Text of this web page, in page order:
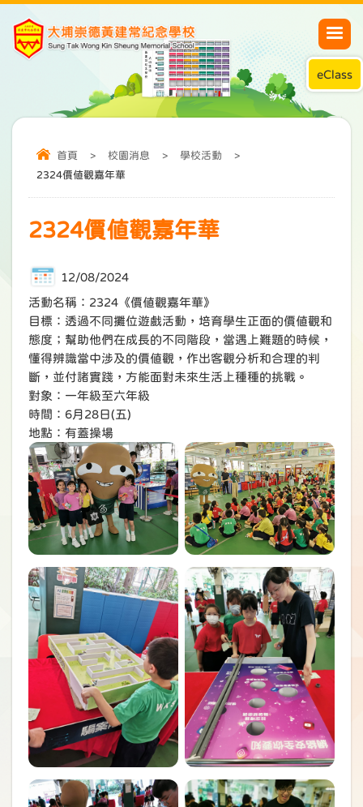
eClass
首頁 > 校園消息 > 學校活動
>
2324價值觀嘉年華
2324價值觀嘉年華
12/08/2024
活動名稱：2324《價值觀嘉年華》
目標：透過不同攤位遊戲活動，培育學生正面的價值觀和
態度；幫助他們在成長的不同階段，當遇上難題的時候，
懂得辨識當中涉及的價值觀，作出客觀分析和合理的判
斷，並付諸實踐，方能面對未來生活上種種的挑戰。
對象：一年級至六年級
時間：6月28日(五)
地點：有蓋操場